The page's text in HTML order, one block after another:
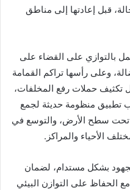
قبل إعادتها إلى مناطق
بالتوازي على القضاء على
وعلى رأسها تراكم القمامة
تكثيف حملات رفع المخلفات،
تطبيق منظومة حديثة لجمع
تحت سطح الأرض، والتوسع في
الأحياء والمراكز.
بشكل مستدام، لضمان
الحفاظ على التوازن البيئي